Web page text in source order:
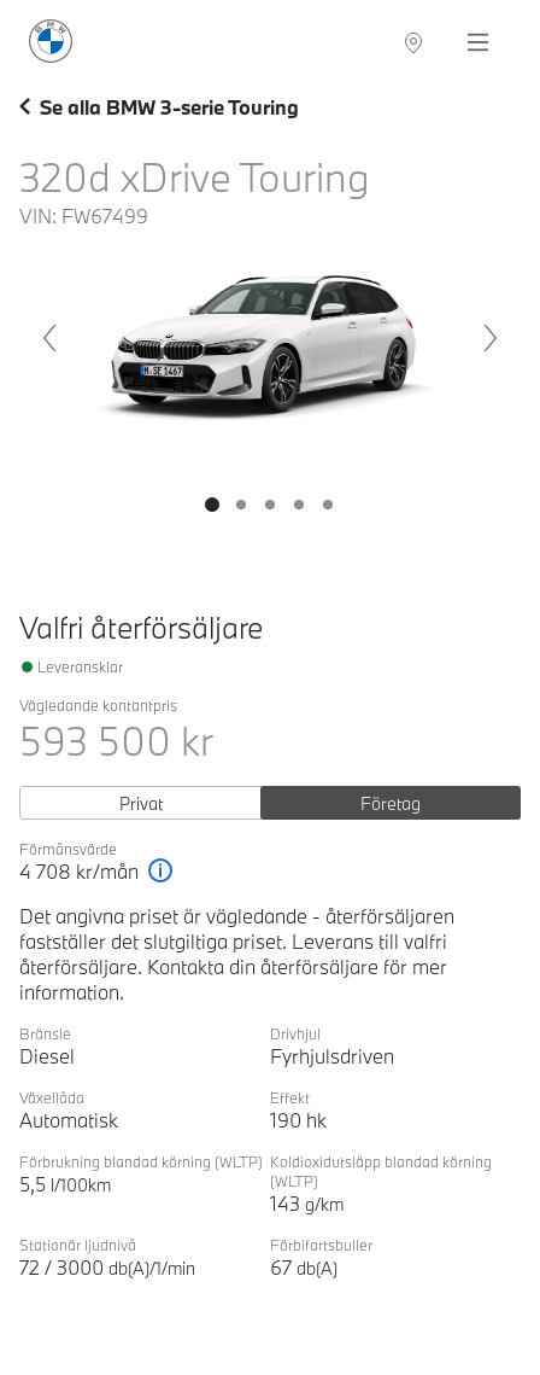
BMW Sverige Navigation
Se alla BMW 3-serie Touring
320d xDrive Touring
VIN: FW67499
Valfri återförsäljare
Leveransklar
Vägledande kontantpris
593 500 kr
Privat Företag
Förmånsvärde
4 708 kr/mån
Det angivna priset är vägledande - återförsäljaren
fastställer det slutgiltiga priset. Leverans till valfri
återförsäljare. Kontakta din återförsäljare för mer
information.
Bränsle
Diesel
Drivhjul
Fyrhjulsdriven
Växellåda
Automatisk
Effekt
190 hk
Förbrukning blandad körning (WLTP)
5,5 l/100km
Koldioxidutsläpp blandad körning
(WLTP)
143 g/km
Stationär ljudnivå
72 / 3000 db(A)/1/min
Förbifartsbuller
67 db(A)